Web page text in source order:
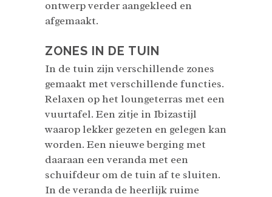
ontwerp verder aangekleed en
afgemaakt.
ZONES IN DE TUIN
In de tuin zijn verschillende zones
gemaakt met verschillende functies.
Relaxen op het loungeterras met een
vuurtafel. Een zitje in Ibizastijl
waarop lekker gezeten en gelegen kan
worden. Een nieuwe berging met
daaraan een veranda met een
schuifdeur om de tuin af te sluiten.
In de veranda de heerlijk ruime